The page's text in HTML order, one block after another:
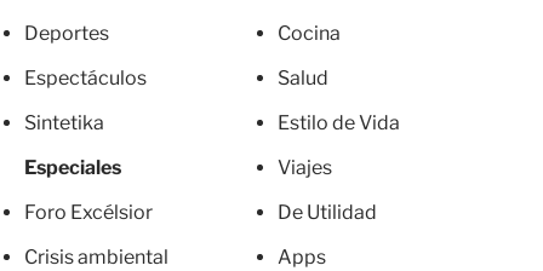
Deportes
Espectáculos
Sintetika
Especiales
Foro Excélsior
Crisis ambiental
Cocina
Salud
Estilo de Vida
Viajes
De Utilidad
Apps